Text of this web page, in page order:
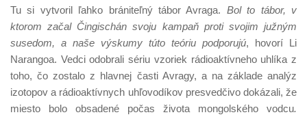
Tu si vytvoril ľahko brániteľný tábor Avraga. Bol to tábor, v
ktorom začal Čingischán svoju kampaň proti svojim južným
susedom, a naše výskumy túto teóriu podporujú, hovorí Li
Narangoa. Vedci odobrali sériu vzoriek rádioaktívneho uhlíka z
toho, čo zostalo z hlavnej časti Avragy, a na základe analýz
izotopov a rádioaktívnych uhľovodíkov presvedčivo dokázali, že
miesto bolo obsadené počas života mongolského vodcu.